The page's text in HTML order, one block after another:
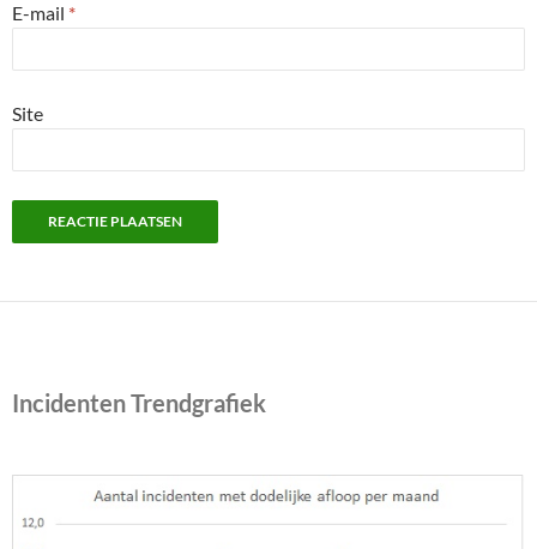
E-mail *
Site
Incidenten Trendgrafiek